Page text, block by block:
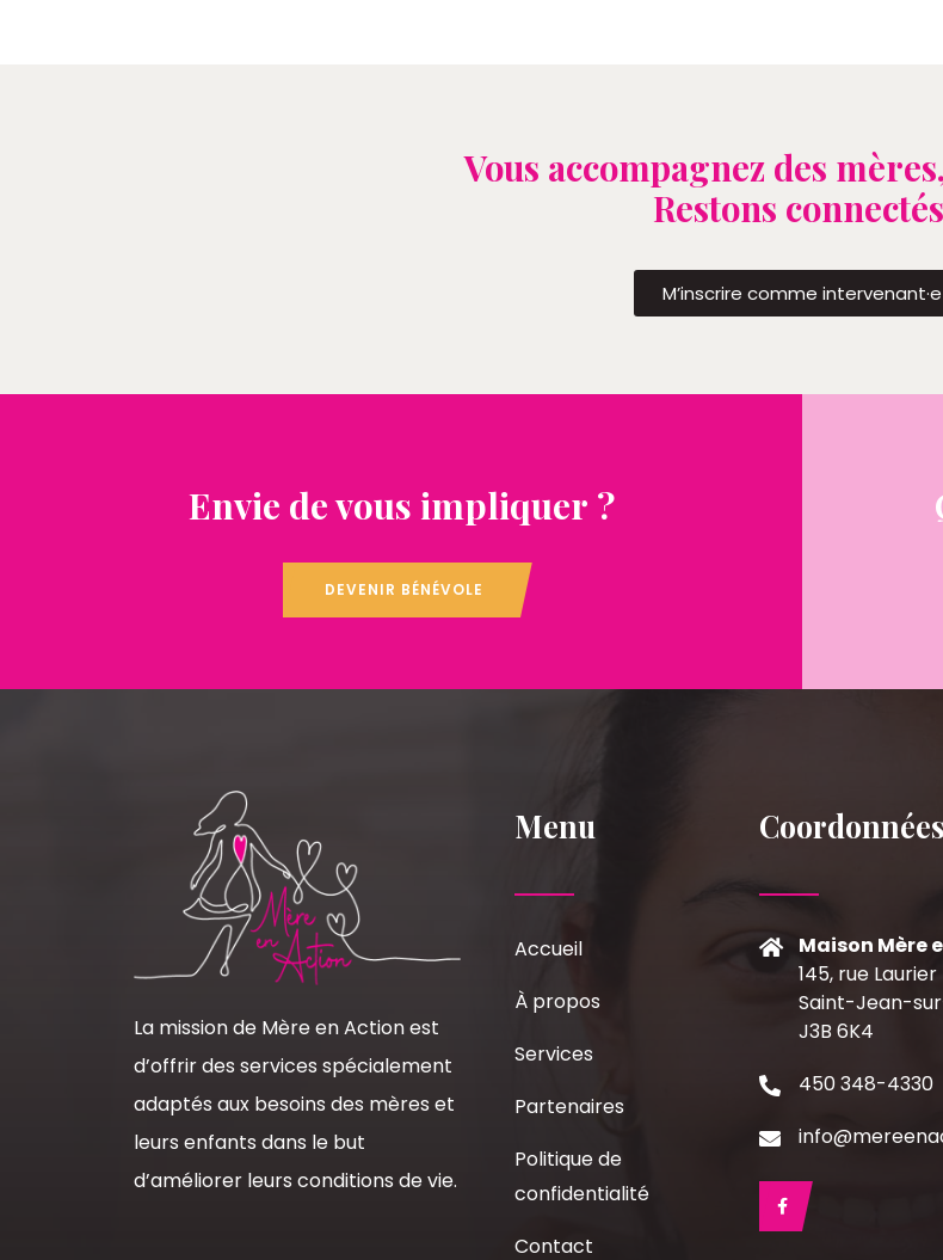
Vous accompagnez des
Restons
M’inscrire comme intervenant·e
Envie de vous impliquer ?
DEVENIR BÉNÉVOLE
La mission de Mère en Action est
d’offrir des services spécialement
adaptés aux besoins des mères et
leurs enfants dans le but
d’améliorer leurs conditions de vie.
Menu
Accueil
À propos
Services
Partenaires
Politique de
confidentialité
Contact
Coordonnées
Maison Mère
145, rue Laurier
Saint-Jean-
J3B 6K4
450 348-4330